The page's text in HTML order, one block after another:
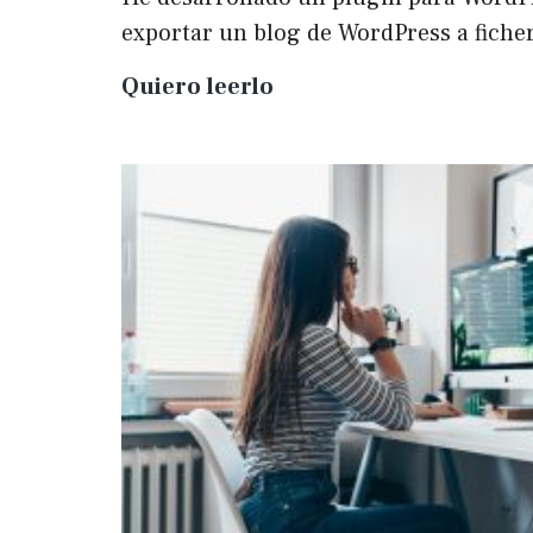
exportar un blog de WordPress a
Quiero leerlo
exportar
WP
a
Markdown